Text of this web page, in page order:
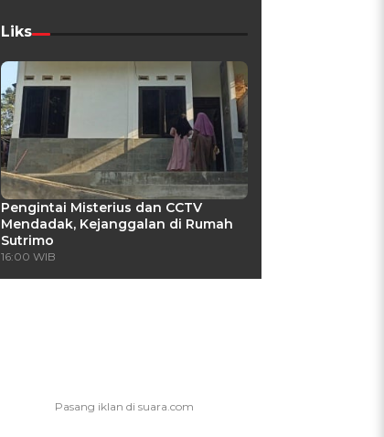
Liks
Pengintai Misterius dan CCTV
Mendadak, Kejanggalan di Rumah
Sutrimo
16:00 WIB